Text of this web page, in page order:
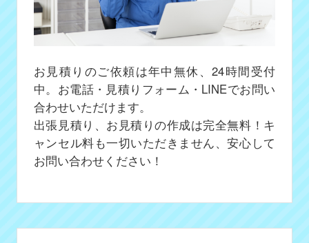
お見積りのご依頼は年中無休、24時間受付
中。お電話・見積りフォーム・LINEでお問い
合わせいただけます。
出張見積り、お見積りの作成は完全無料！キ
ャンセル料も一切いただきません、安心して
お問い合わせください！